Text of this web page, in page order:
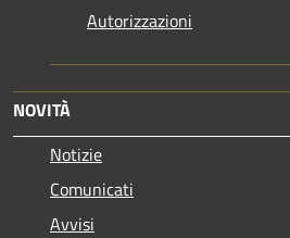
Autorizzazioni
NOVITÀ
Notizie
Comunicati
Avvisi